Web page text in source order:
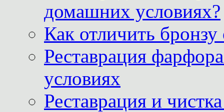
домашних условиях?
Как отличить
Реставрация
условиях
Реставрация и